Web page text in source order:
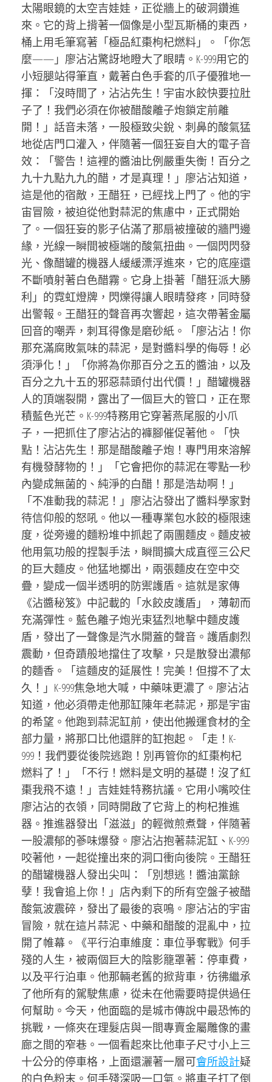
太陽眼鏡的太空吉娃娃，正從牆上的破洞鑽進
來。它的背上揹著一個像是小型瓦斯桶的東西，
桶上用毛筆寫著「極品紅棗枸杞燃料」。「你怎
麼——」廖沾沾驚訝地瞪大了眼睛。K-999用它的
小短腿站得筆直，戴著白色手套的爪子優雅地一
揮：「沒時間了，沾沾先生！宇宙水餃快要拉肚
子了！我們必須在你被醋酸離子炮鎖定前離
開！」話音未落，一股極致尖銳、刺鼻的酸氣猛
地從店門口灌入，伴隨著一個狂妄自大的電子音
效：「警告！這裡的醬油比例嚴重失衡！百分之
九十九點九九的醋，才是真理！」廖沾沾知道，
這是他的宿敵，王醋狂，已經找上門了。他的宇
宙冒險，被迫從他對蒜泥的焦慮中，正式開始
了。一個狂妄的影子佔滿了那扇被撞破的牆門邊
緣，光線一瞬間被極端的酸氣扭曲。一個閃閃發
光、像醋罐的機器人緩緩漂浮進來，它的底座還
不斷噴射著白色醋霧。它身上掛著「醋狂派大勝
利」的霓虹燈牌，閃爍得讓人眼睛發疼，同時發
出警報。王醋狂的聲音再次響起，這次帶著金屬
回音的嘲弄，刺耳得像是磨砂紙。「廖沾沾！你
那充滿腐敗氣味的蒜泥，是對醬料學的侮辱！必
須淨化！」「你將為你那百分之五的醬油，以及
百分之九十五的邪惡蒜頭付出代價！」醋罐機器
人的頂端裂開，露出了一個巨大的管口，正在聚
積藍色光芒。K-999特務用它穿著燕尾服的小爪
子，一把抓住了廖沾沾的褲腳催促著他。「快
點！沾沾先生！那是醋酸離子炮！專門用來溶解
有機發酵物的！」「它會把你的蒜泥在零點一秒
內變成無菌的、純淨的白醋！那是浩劫啊！」
「不准動我的蒜泥！」廖沾沾發出了醬料學家對
待信仰般的怒吼。他以一種專業包水餃的極限速
度，從旁邊的麵粉堆中抓起了兩團麵皮。麵皮被
他用氣功般的捏製手法，瞬間擴大成直徑三公尺
的巨大麵皮。他猛地擲出，兩張麵皮在空中交
疊，變成一個半透明的防禦護盾。這就是家傳
《沾醬秘笈》中記載的「水餃皮護盾」，薄韌而
充滿彈性。藍色離子炮光束猛烈地擊中麵皮護
盾，發出了一聲像是汽水開蓋的聲音。護盾劇烈
震動，但奇蹟般地擋住了攻擊，只是散發出濃郁
的麵香。「這麵皮的延展性！完美！但撐不了太
久！」K-999焦急地大喊，中藥味更濃了。廖沾沾
知道，他必須帶走他那缸陳年老蒜泥，那是宇宙
的希望。他跑到蒜泥缸前，使出他搬運食材的全
部力量，將那口比他還胖的缸抱起。「走！K-
999！我們要從後院逃跑！別再管你的紅棗枸杞
燃料了！」「不行！燃料是文明的基礎！沒了紅
棗我飛不遠！」吉娃娃特務抗議。它用小嘴咬住
廖沾沾的衣領，同時開啟了它背上的枸杞推進
器。推進器發出「滋滋」的輕微煎煮聲，伴隨著
一股濃郁的蔘味爆發。廖沾沾抱著蒜泥缸、K-999
咬著他，一起從撞出來的洞口衝向後院。王醋狂
的醋罐機器人發出尖叫：「別想逃！醬油黨餘
孽！我會追上你！」店內剩下的所有空盤子被醋
酸氣波震碎，發出了最後的哀鳴。廖沾沾的宇宙
冒險，就在這片蒜泥、中藥和醋酸的混亂中，拉
開了帷幕。《平行泊車維度：車位爭奪戰》何手
殘的人生，被兩個巨大的陰影籠罩著：停車費，
以及平行泊車。他那輛老舊的掀背車，彷彿繼承
了他所有的駕駛焦慮，從未在他需要時提供過任
何幫助。今天，他面臨的是城市傳說中最恐怖的
挑戰，一條夾在理髮店與一間專賣金屬雕像的畫
廊之間的窄巷。一個看起來比他車子尺寸小上三
十公分的停車格，上面還灑著一層可會所設計疑
的白色粉末。何手殘深吸一口氣。將車子打了倒